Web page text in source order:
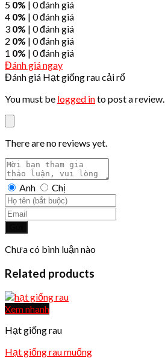
5 0% | 0 đánh giá
4 0% | 0 đánh giá
3 0% | 0 đánh giá
2 0% | 0 đánh giá
1 0% | 0 đánh giá
Đánh giá ngay
Đánh giá Hạt giống rau cải rổ
You must be logged into post a review.
There are no reviews yet.
Anh Chị
Chưa có bình luận nào
Related products
Xem nhanh
Hạt giống rau
Hạt giống rau muống